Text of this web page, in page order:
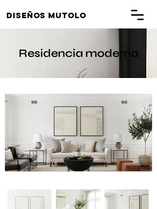
Diseños Mutolo
Residencia moderna